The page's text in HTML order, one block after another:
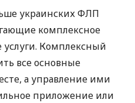
украинских ФЛП
комплексное
Комплексный
все основные
а управление ими
приложение или